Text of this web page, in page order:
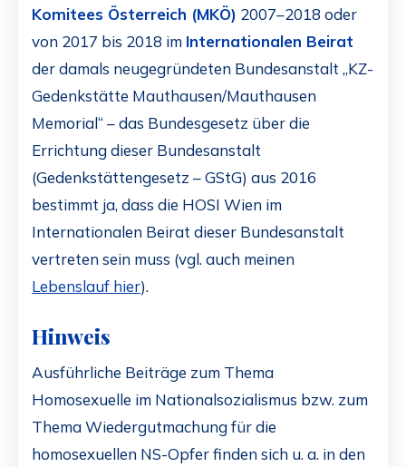
Komitees Österreich (MKÖ) 2007–2018 oder
von 2017 bis 2018 im Internationalen Beirat
der damals neugegründeten Bundesanstalt „KZ-
Gedenkstätte Mauthausen/Mauthausen
Memorial“ – das Bundesgesetz über die
Errichtung dieser Bundesanstalt
(Gedenkstättengesetz – GStG) aus 2016
bestimmt ja, dass die HOSI Wien im
Internationalen Beirat dieser Bundesanstalt
vertreten sein muss (vgl. auch meinen
Lebenslauf hier).
Hinweis
Ausführliche Beiträge zum Thema
Homosexuelle im Nationalsozialismus bzw. zum
Thema Wiedergutmachung für die
homosexuellen NS-Opfer finden sich u. a. in den